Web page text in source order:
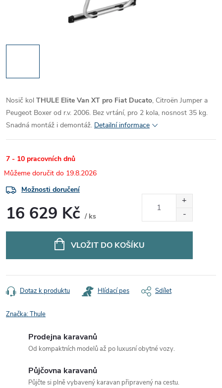
Nosič kol THULE Elite Van XT pro Fiat Ducato, Citroën Jumper a
Peugeot Boxer od r.v. 2006. Bez vrtání, pro 2 kola, nosnost 35 kg.
Snadná montáž i demontáž. Detailní informace
7 - 10 pracovních dnů
19.8.2026
Možnosti doručení
16 629 Kč / ks
VLOŽIT DO KOŠÍKU
Dotaz k produktu Hlídací pes Sdílet
Značka:Thule
Prodejna karavanů
Od kompaktních modelů až po luxusní obytné vozy.
Půjčovna karavanů
Půjčte si plně vybavený karavan připravený na cestu.